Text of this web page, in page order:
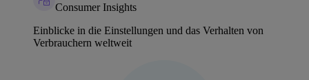
Consumer Insights
Einblicke in die Einstellungen und das Verhalten von
Verbrauchern weltweit